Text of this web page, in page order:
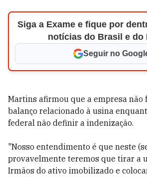
Siga a Exame e fique por
notícias do Brasil e do
Seguir no
Martins afirmou que a empresa não
balanço relacionado à usina
federal não definir a indenização.
"Nosso entendimento é que neste
provavelmente teremos que tirar a
Irmãos do ativo imobilizado e